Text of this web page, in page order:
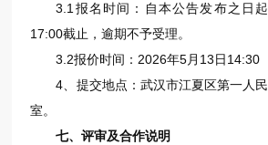
3.1报名时间：自本公告发布之日
17:00截止，逾期不予受理。
3.2报价时间：2026年5月13日14:30
4、提交地点：武汉市江夏区第一人
室。
七、评审及合作说明